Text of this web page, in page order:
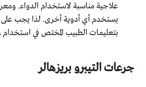
علاجية مناسبة لاستخدام الدواء.
يستخدم أي أدوية أخرى. لذا يجب على
بتعليمات الطبيب المختص في استخدام
جرعات التيبرو بريزهالر